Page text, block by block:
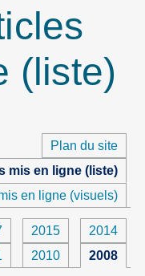
(liste)
Plan du site
mis en ligne (liste)
en ligne (visuels)
2015
2014
2010 2008